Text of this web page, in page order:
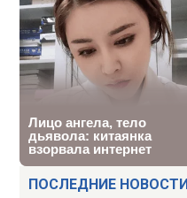
ПОСЛЕДНИЕ НОВОСТИ